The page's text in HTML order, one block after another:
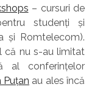
– cursuri de
studenți și
și Romtelecom).
că nu s-au limitat
al conferințelor
Puțan au ales încă